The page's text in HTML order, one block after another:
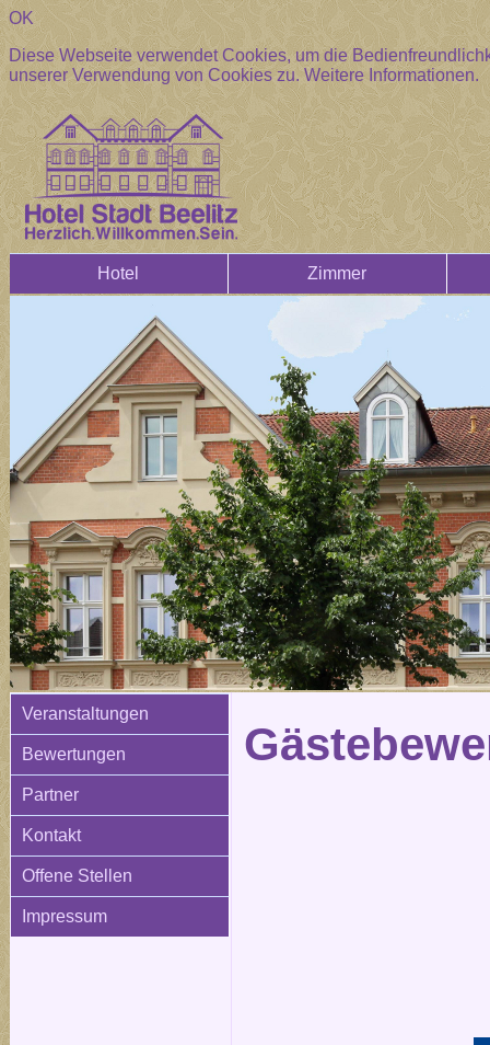
OK
Diese Webseite verwendet Cookies, um die
unserer Verwendung von Cookies zu.Weitere Informationen.
Hotel Zimmer
Veranstaltungen
Bewertungen
Partner
Kontakt
Offene Stellen
Impressum